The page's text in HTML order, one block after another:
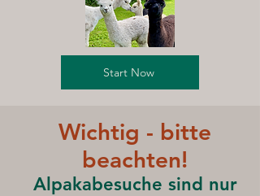
Start Now
Wichtig - bitte
beachten!
Alpakabesuche sind nur